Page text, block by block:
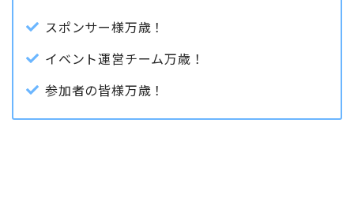
スポンサー様万歳！
イベント運営チーム万歳！
参加者の皆様万歳！